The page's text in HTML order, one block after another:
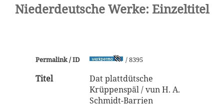
Niederdeutsche Werke: Einzeltitel
Permalink / ID / 8395
Titel
Dat plattdütsche
Krüppenspäl / vun H. A.
Schmidt-Barrien